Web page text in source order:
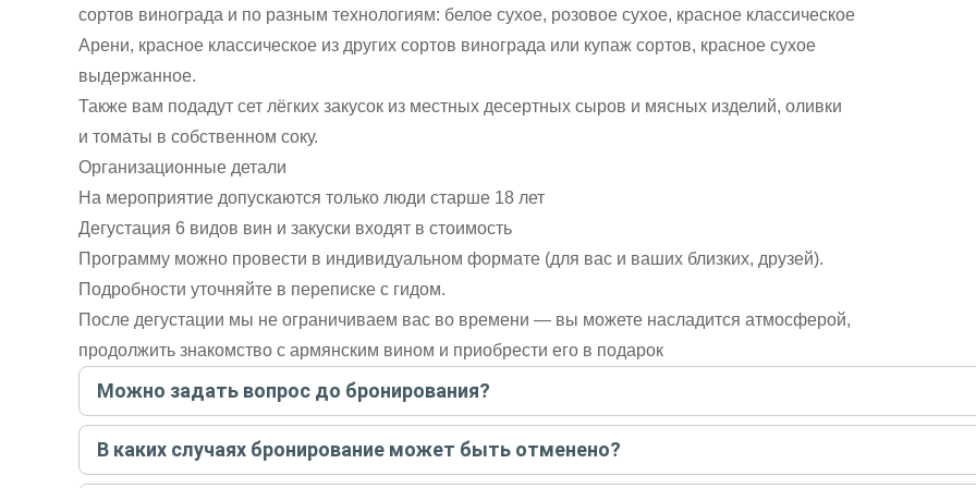
сортов винограда и по разным технологиям: белое сухое, розовое сухое, красное классическое
Арени, красное классическое из других сортов винограда или купаж сортов, красное сухое
выдержанное.
Также вам подадут сет лёгких закусок из местных десертных сыров и мясных изделий, оливки
и томаты в собственном соку.
Организационные детали
На мероприятие допускаются только люди старше 18 лет
Дегустация 6 видов вин и закуски входят в стоимость
Программу можно провести в индивидуальном формате (для вас и ваших близких, друзей).
Подробности уточняйте в переписке с гидом.
После дегустации мы не ограничиваем вас во времени — вы можете насладится атмосферой,
продолжить знакомство с армянским вином и приобрести его в подарок
Можно задать вопрос до бронирования?
Достаточно перейти по ссылке «Задать вопрос» и написать гиду. Платить при этом не нужно. Сначала согласуйте с
бронируйте экскурсию.Задать вопрос.
В каких случаях бронирование может быть отменено?